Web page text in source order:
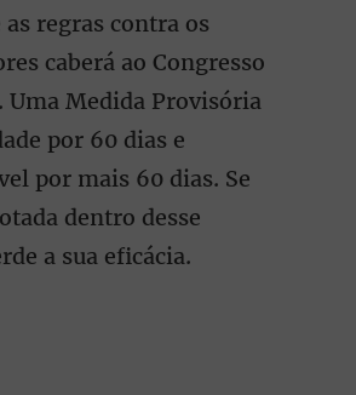
as regras contra os
caberá ao Congresso
Uma Medida Provisória
por 60 dias e
por mais 60 dias. Se
dentro desse
a sua eficácia.